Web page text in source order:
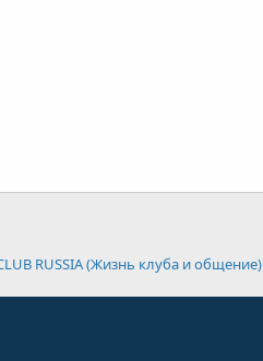
RUSSIA (Жизнь клуба и общение)